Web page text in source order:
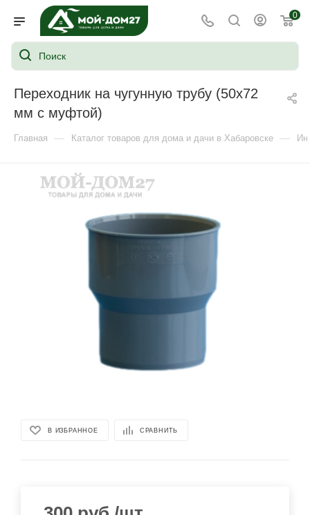
0
Переходник на чугунную трубу (50х72
мм с муфтой)
Главная — Каталог товаров для дома и дачи в Хабаровске —
В ИЗБРАННОЕ СРАВНИТЬ